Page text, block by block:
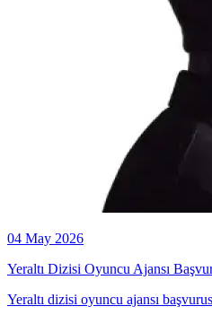
04 May 2026
Yeraltı Dizisi Oyuncu Ajansı
Yeraltı dizisi oyuncu ajansı